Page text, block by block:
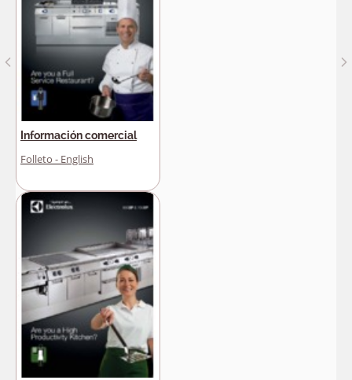
Información comercial
Folleto - English